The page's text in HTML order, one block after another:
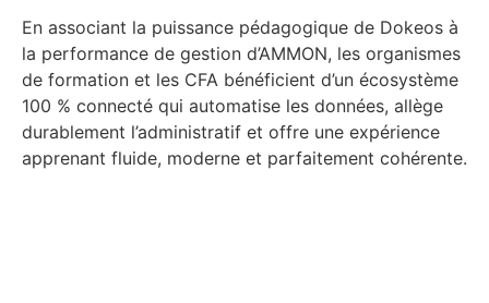
En associant la puissance pédagogique de Dokeos à
la performance de gestion d’AMMON, les organismes
de formation et les CFA bénéficient d’un écosystème
100 % connecté qui automatise les données, allège
durablement l’administratif et offre une expérience
apprenant fluide, moderne et parfaitement cohérente.